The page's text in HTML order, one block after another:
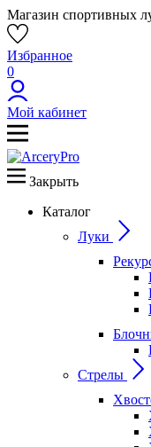
Магазин спортивных
Избранное
0
Мой кабинет
Закрыть
Каталог
Луки
Стрелы